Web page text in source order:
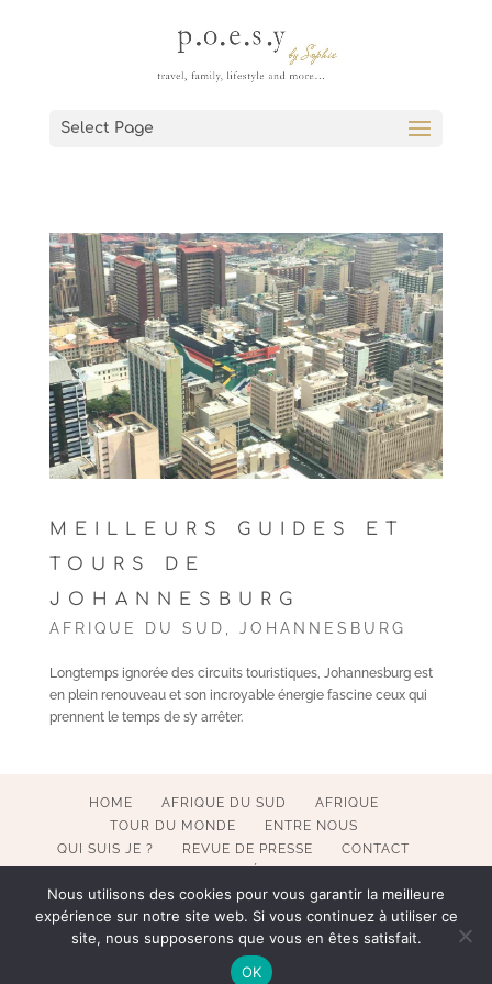
Select Page
MEILLEURS GUIDES ET
TOURS DE
JOHANNESBURG
AFRIQUE DU SUD JOHANNESBURG
Longtemps ignorée des circuits touristiques, Johannesburg est
en plein renouveau et son incroyable énergie fascine ceux qui
prennent le temps de s’y arrêter.
HOME AFRIQUE DU SUD
AFRIQUE
TOUR DU MONDE
ENTRE NOUS
QUI SUIS JE ?
REVUE DE PRESSE
CONTACT
COPYRIGHT 2017-2023 POESY BY SOPHIE. ALL RIGHTS
RESERVED. WEBMASTER BECATEK.
Nous utilisons des cookies pour vous garantir la meilleure
expérience sur notre site web. Si vous continuez à utiliser ce
site, nous supposerons que vous en êtes satisfait.
OK